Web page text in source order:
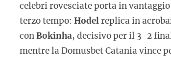
celebri rovesciate porta in
terzo tempo: Hodelreplica in
conBokinha, decisivo per il 3-2
mentre la Domusbet Catania vince